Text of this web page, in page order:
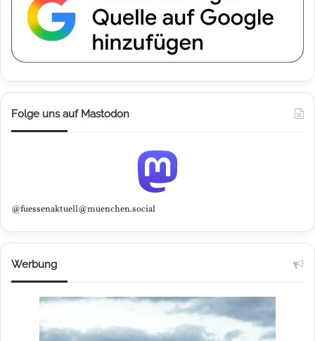
Folge uns auf Mastodon
@fuessenaktuell@muenchen.social
Werbung